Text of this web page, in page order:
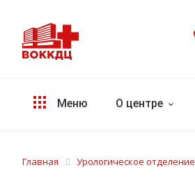
Меню О центре
Главная Урологическое отделение